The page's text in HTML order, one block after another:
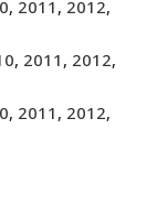
, 2011 , 2012,
, 2011 , 2012,
, 2011 , 2012,